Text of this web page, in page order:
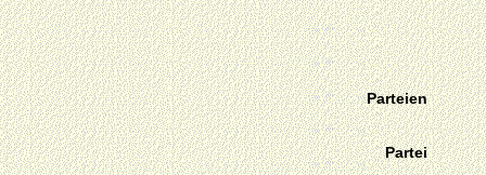
Parteien
Partei